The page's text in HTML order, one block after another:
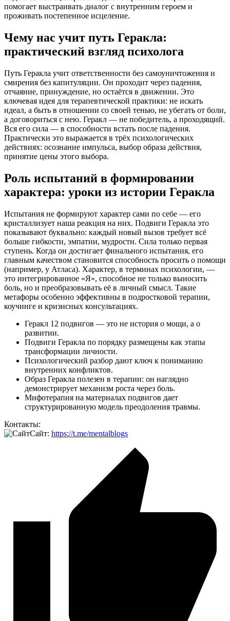
помогает выстраивать диалог с внутренним героем и
проживать постепенное исцеление.
Чему нас учит путь Геракла:
практический взгляд психолога
Путь Геракла учит ответственности без самоуничтожения и
смирения без капитуляции. Он проходит через падения,
отчаяние, принуждение, но остаётся в движении. Это
ключевая идея для терапевтической практики: не искать
идеал, а быть в отношении со своей тенью, не убегать от боли,
а договориться с нею. Геракл — не победитель, а проходящий.
Вся его сила — в способности встать после падения.
Практически это выражается в трёх психологических
действиях: осознание импульса, выбор образа действия,
принятие цены этого выбора.
Роль испытаний в формировании
характера: уроки из истории Геракла
Испытания не формируют характер сами по себе — его
кристаллизует наша реакция на них. Подвиги Геракла это
показывают буквально: каждый новый вызов требует всё
больше гибкости, эмпатии, мудрости. Сила только первая
ступень. Когда он достигает финального испытания, его
главным качеством становится способность просить о помощи
(например, у Атласа). Характер, в терминах психологии, —
это интегрированное «Я», способное не только выносить
боль, но и преобразовывать её в личный смысл. Такие
метафоры особенно эффективны в подростковой терапии,
коучинге и кризисных консультациях.
Геракл 12 подвигов — это не история о мощи, а о
развитии.
Подвиги Геракла по порядку размещены как этапы
трансформации личности.
Психологический разбор дают ключ к пониманию
внутренних конфликтов.
Образ Геракла полезен в терапии: он наглядно
демонстрирует механизм роста через боль.
Мифотерапия на материалах подвигов дает
структурированную модель преодоления травмы.
Контакты:
Сайт: https://t.me/mentalblogs